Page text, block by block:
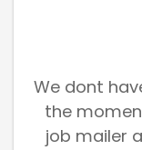
We dont
the
job mailer